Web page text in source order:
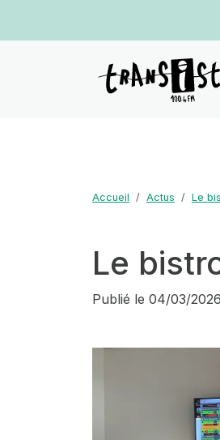
Accueil Actus Le
Le
Publié le 04/03/2026